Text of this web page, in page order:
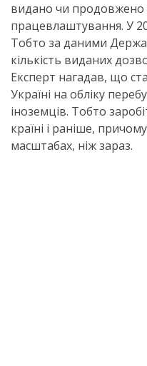
видано чи продовжено
працевлаштування. У
Тобто за даними
кількість виданих
Експерт нагадав, що
Україні на обліку
іноземців. Тобто
країні і раніше,
масштабах, ніж зараз.